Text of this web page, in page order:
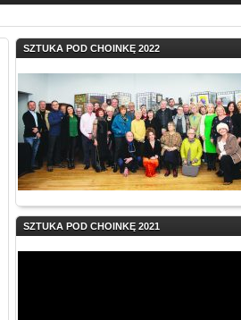
SZTUKA POD CHOINKĘ 2022
SZTUKA POD CHOINKĘ 2021